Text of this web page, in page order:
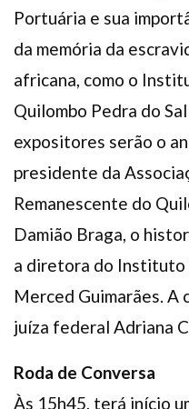
Portuária e sua
da memória da
africana, como o
Quilombo Pedra do
expositores serão o
presidente da
Remanescente do
Damião Braga, o
a diretora do Instituto
Merced Guimarães. A
juíza federal Adriana
Roda de Conversa
Às 15h45, terá início